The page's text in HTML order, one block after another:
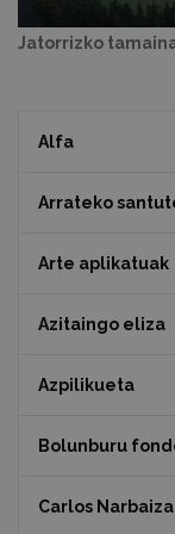
Jatorrizko
Alfa
Arrateko
Arte aplikatuak
Azitaingo eliza
Azpilikueta
Bolunburu
Carlos